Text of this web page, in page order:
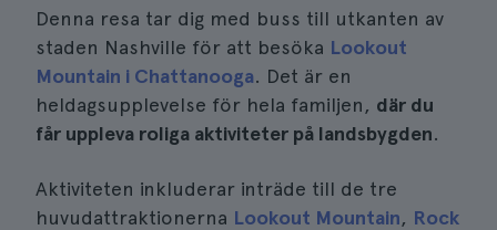
Denna resa tar dig med buss till utkanten av
staden Nashville för att besöka Lookout
Mountain i Chattanooga. Det är en
heldagsupplevelse för hela familjen, där du
får uppleva roliga aktiviteter på landsbygden.
Aktiviteten inkluderar inträde till de tre
huvudattraktionerna Lookout Mountain, Rock